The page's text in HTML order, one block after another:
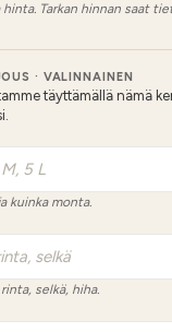
Tarkan hinnan saat
· VALINNAINEN
täyttämällä nämä
kuinka monta.
selkä, hiha.